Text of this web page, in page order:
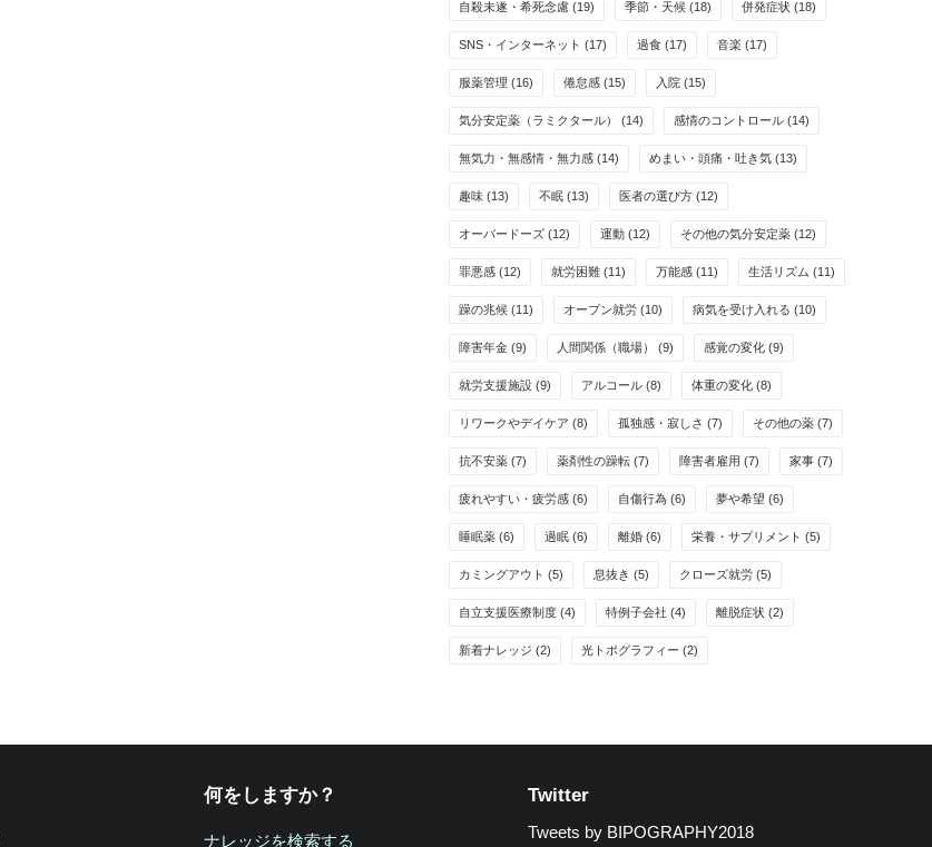
自殺未遂・希死念慮 (19) 季節・天候 (18) 併発症状 (18)
SNS・インターネット (17) 過食 (17) 音楽 (17)
服薬管理 (16) 倦怠感 (15) 入院 (15)
気分安定薬（ラミクタール） (14) 感情のコントロール (14)
無気力・無感情・無力感 (14) めまい・頭痛・吐き気 (13)
趣味 (13) 不眠 (13) 医者の選び方 (12)
オーバードーズ (12) 運動 (12) その他の気分安定薬 (12)
罪悪感 (12) 就労困難 (11) 万能感 (11) 生活リズム (11)
躁の兆候 (11) オープン就労 (10) 病気を受け入れる (10)
障害年金 (9) 人間関係（職場） (9) 感覚の変化 (9)
就労支援施設 (9) アルコール (8) 体重の変化 (8)
リワークやデイケア (8) 孤独感・寂しさ (7) その他の薬 (7)
抗不安薬 (7) 薬剤性の躁転 (7) 障害者雇用 (7) 家事 (7)
疲れやすい・疲労感 (6) 自傷行為 (6) 夢や希望 (6)
睡眠薬 (6) 過眠 (6) 離婚 (6) 栄養・サプリメント (5)
カミングアウト (5) 息抜き (5) クローズ就労 (5)
自立支援医療制度 (4) 特例子会社 (4) 離脱症状 (2)
新着ナレッジ (2) 光トポグラフィー (2)
何をしますか？
ナレッジを検索する
Twitter
Tweets by BIPOGRAPHY2018